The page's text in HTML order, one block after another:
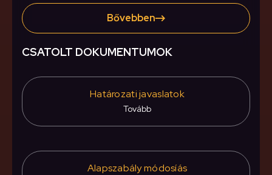
Bővebben
CSATOLT DOKUMENTUMOK
Határozati javaslatok
Tovább
Alapszabály módosíás